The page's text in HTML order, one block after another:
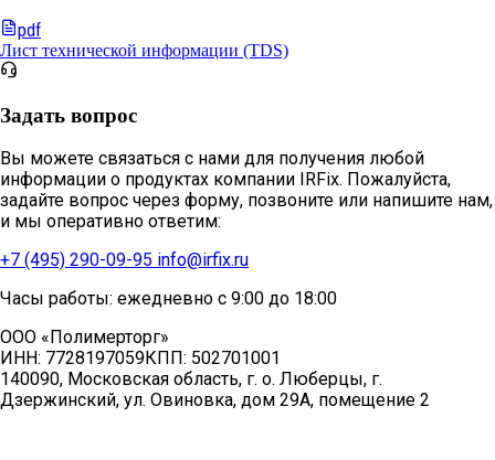
pdf
Лист технической информации (TDS)
Задать вопрос
Вы можете связаться с нами для получения любой
информации о продуктах компании IRFix. Пожалуйста,
задайте вопрос через форму, позвоните или напишите нам,
и мы оперативно ответим:
+7 (495) 290-09-95 info@irfix.ru
Часы работы: ежедневно с 9:00 до 18:00
ООО «Полимерторг»
ИНН: 7728197059КПП: 502701001
140090, Московская область, г. о. Люберцы, г.
Дзержинский, ул. Овиновка, дом 29А, помещение 2